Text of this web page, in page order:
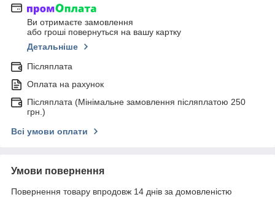
Ви отримаєте замовлення
або гроші повернуться на вашу картку
Детальніше
Післяплата
Оплата на рахунок
Післяплата (Мінімальне замовлення післяплатою 250
грн.)
Всі умови оплати
Умови повернення
Повернення товару впродовж 14 днів за домовленістю